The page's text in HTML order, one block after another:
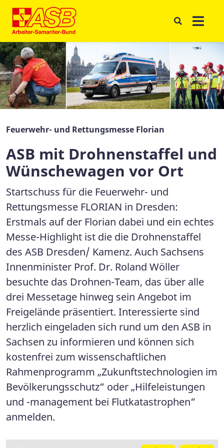
Feuerwehr- und Rettungsmesse Florian
ASB mit Drohnenstaffel und
Wünschewagen vor Ort
Startschuss für die Feuerwehr- und
Rettungsmesse FLORIAN in Dresden:
Erstmals auf der Florian dabei und ein echtes
Messe-Highlight ist die die Drohnenstaffel
des ASB Dresden/ Kamenz. Auch Sachsens
Innenminister Prof. Dr. Roland Wöller
besuchte das Drohnen-Team, das über alle
drei Messetage hinweg sein Angebot im
Freigelände präsentiert. Interessierte sind
herzlich eingeladen sich rund um den ASB in
Sachsen zu informieren und können sich
kostenfrei zum wissenschaftlichen
Rahmenprogramm „Zukunftstechnologien im
Bevölkerungsschutz“ oder „Hilfeleistungen
und -management bei Flutkatastrophen“
anmelden.